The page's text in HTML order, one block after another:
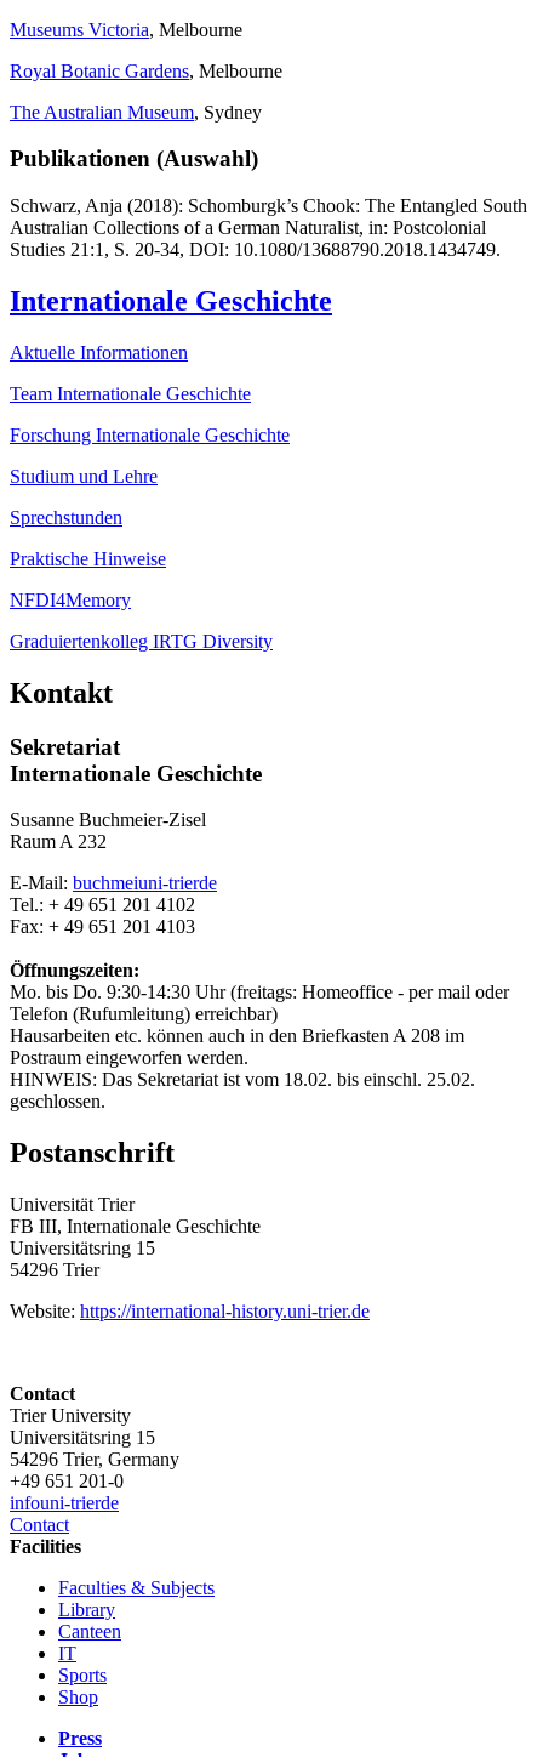
Museums Victoria, Melbourne
Royal Botanic Gardens, Melbourne
The Australian Museum, Sydney
Publikationen (Auswahl)
Schwarz, Anja (2018): Schomburgk’s Chook: The Entangled South
Australian Collections of a German Naturalist, in: Postcolonial
Studies 21:1, S. 20-34, DOI: 10.1080/13688790.2018.1434749.
Internationale Geschichte
Aktuelle Informationen
Team Internationale Geschichte
Forschung Internationale Geschichte
Studium und Lehre
Sprechstunden
Praktische Hinweise
NFDI4Memory
Graduiertenkolleg IRTG Diversity
Kontakt
Sekretariat
Internationale Geschichte
Susanne Buchmeier-Zisel
Raum A 232
E-Mail: buchmeiuni-trierde
Tel.: + 49 651 201 4102
Fax: + 49 651 201 4103
Öffnungszeiten:
Mo. bis Do. 9:30-14:30 Uhr (freitags: Homeoffice - per mail oder
Telefon (Rufumleitung) erreichbar)
Hausarbeiten etc. können auch in den Briefkasten A 208 im
Postraum eingeworfen werden.
HINWEIS: Das Sekretariat ist vom 18.02. bis einschl. 25.02.
geschlossen.
Postanschrift
Universität Trier
FB III, Internationale Geschichte
Universitätsring 15
54296 Trier
Website: https://international-history.uni-trier.de
Contact
Trier University
Universitätsring 15
54296 Trier, Germany
+49 651 201-0
infouni-trierde
Contact
Facilities
Faculties & Subjects
Library
Canteen
IT
Sports
Shop
Press